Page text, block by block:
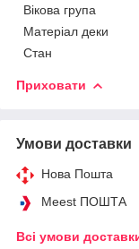
Вікова група
Матеріал деки
Стан
Приховати
Умови доставки
Нова Пошта
Meest ПОШТА
Всі умови